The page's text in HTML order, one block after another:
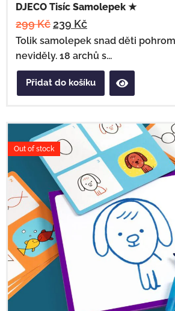
DJECO Tisíc Samolepek ★
299Kč 239 Kč
Tolik samolepek snad děti
neviděly. 18 archů s...
Přidat do košíku
Out of stock